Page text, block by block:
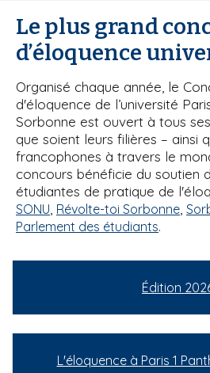
Le plus grand
d’éloquence
Organisé chaque année, le
d'éloquence de l’université
Sorbonne est ouvert à tous
que soient leurs filières – ainsi
francophones à travers le
concours bénéficie du soutien
étudiantes de pratique de
SONU Révolte-toi Sorbonne
Parlement des étudiants.
Édition
L'éloquence à Paris 1